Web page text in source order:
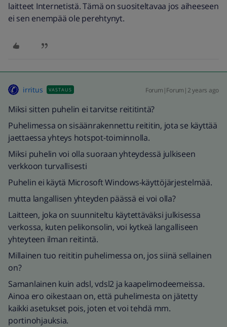
laitteet Internetistä. Tämä on suositeltavaa jos aiheeseen
ei sen enempää ole perehtynyt.
irritus VASTAUS Forum|Forum|2 years ago
Miksi sitten puhelin ei tarvitse reititintä?
Puhelimessa on sisäänrakennettu reititin, jota se käyttää
jaettaessa yhteys hotspot-toiminnolla.
Miksi puhelin voi olla suoraan yhteydessä julkiseen
verkkoon turvallisesti
Puhelin ei käytä Microsoft Windows-käyttöjärjestelmää.
mutta langallisen yhteyden päässä ei voi olla?
Laitteen, joka on suunniteltu käytettäväksi julkisessa
verkossa, kuten pelikonsolin, voi kytkeä langalliseen
yhteyteen ilman reitintä.
Millainen tuo reititin puhelimessa on, jos siinä sellainen
on?
Samanlainen kuin adsl, vdsl2 ja kaapelimodeemeissa.
Ainoa ero oikestaan on, että puhelimesta on jätetty
kaikki asetukset pois, joten et voi tehdä mm.
portinohjauksia.